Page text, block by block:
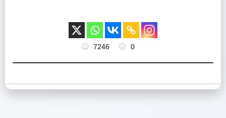
7246 0